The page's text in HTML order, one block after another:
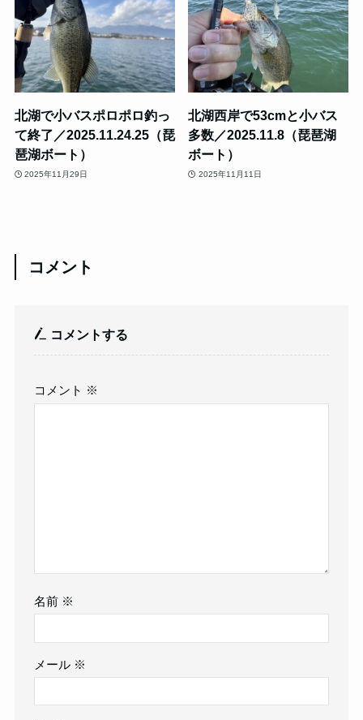
北湖で小バスポロポロ釣っ
て終了／2025.11.24.25（琵
琶湖ボート）
2025年11月29日
北湖西岸で53cmと小バス
多数／2025.11.8（琵琶湖
ボート）
2025年11月11日
コメント
コメントする
コメント ※
名前 ※
メール ※